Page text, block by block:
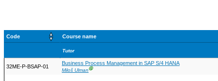
Code Course name
Tutor
32ME-P-BSAP-01
Business Process Management in SAP S/4 HANA
Miloš UlmanⒼ